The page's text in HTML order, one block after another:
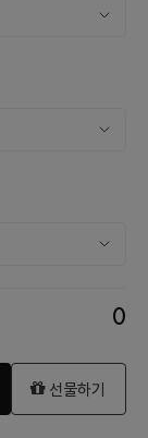
0
선물하기